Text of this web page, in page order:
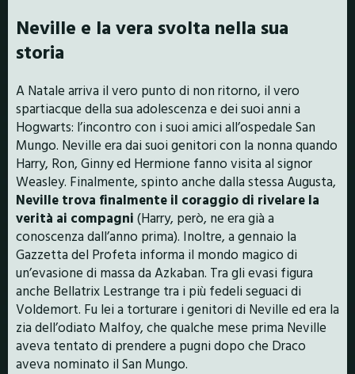
Neville e la vera svolta nella sua
storia
A Natale arriva il vero punto di non ritorno, il vero
spartiacque della sua adolescenza e dei suoi anni a
Hogwarts: l’incontro con i suoi amici all’ospedale San
Mungo. Neville era dai suoi genitori con la nonna quando
Harry, Ron, Ginny ed Hermione fanno visita al signor
Weasley. Finalmente, spinto anche dalla stessa Augusta,
Neville trova finalmente il coraggio di rivelare la
verità ai compagni (Harry, però, ne era già a
conoscenza dall’anno prima). Inoltre, a gennaio la
Gazzetta del Profeta informa il mondo magico di
un’evasione di massa da Azkaban. Tra gli evasi figura
anche Bellatrix Lestrange tra i più fedeli seguaci di
Voldemort. Fu lei a torturare i genitori di Neville ed era la
zia dell’odiato Malfoy, che qualche mese prima Neville
aveva tentato di prendere a pugni dopo che Draco
aveva nominato il San Mungo.